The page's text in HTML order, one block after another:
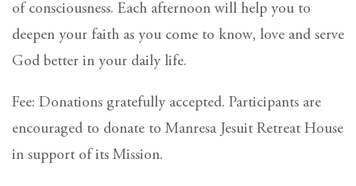
of consciousness. Each afternoon will help you to
deepen your faith as you come to know, love and serve
God better in your daily life.
Fee: Donations gratefully accepted. Participants are
encouraged to donate to Manresa Jesuit Retreat House
in support of its Mission.